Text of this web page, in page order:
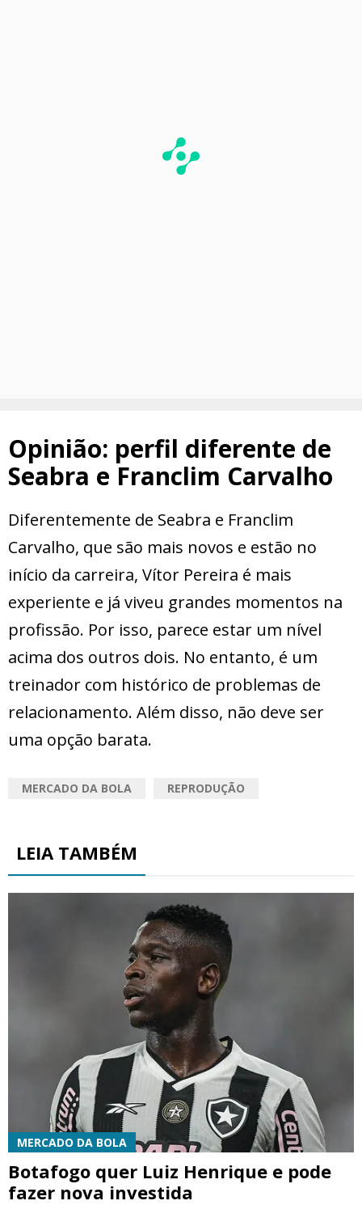
Opinião: perfil diferente de
Seabra e Franclim Carvalho
Diferentemente de Seabra e Franclim
Carvalho, que são mais novos e estão no
início da carreira, Vítor Pereira é mais
experiente e já viveu grandes momentos na
profissão. Por isso, parece estar um nível
acima dos outros dois. No entanto, é um
treinador com histórico de problemas de
relacionamento. Além disso, não deve ser
uma opção barata.
MERCADO DA BOLA REPRODUÇÃO
LEIA TAMBÉM
MERCADO DA BOLA
Botafogo quer Luiz Henrique e pode
fazer nova investida